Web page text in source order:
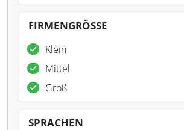
FIRMENGRÖSSE
Klein
Mittel
Groß
SPRACHEN